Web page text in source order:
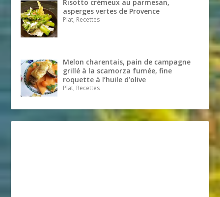
Risotto crémeux au parmesan,
asperges vertes de Provence
Plat, Recettes
Melon charentais, pain de campagne
grillé à la scamorza fumée, fine
roquette à l’huile d’olive
Plat, Recettes